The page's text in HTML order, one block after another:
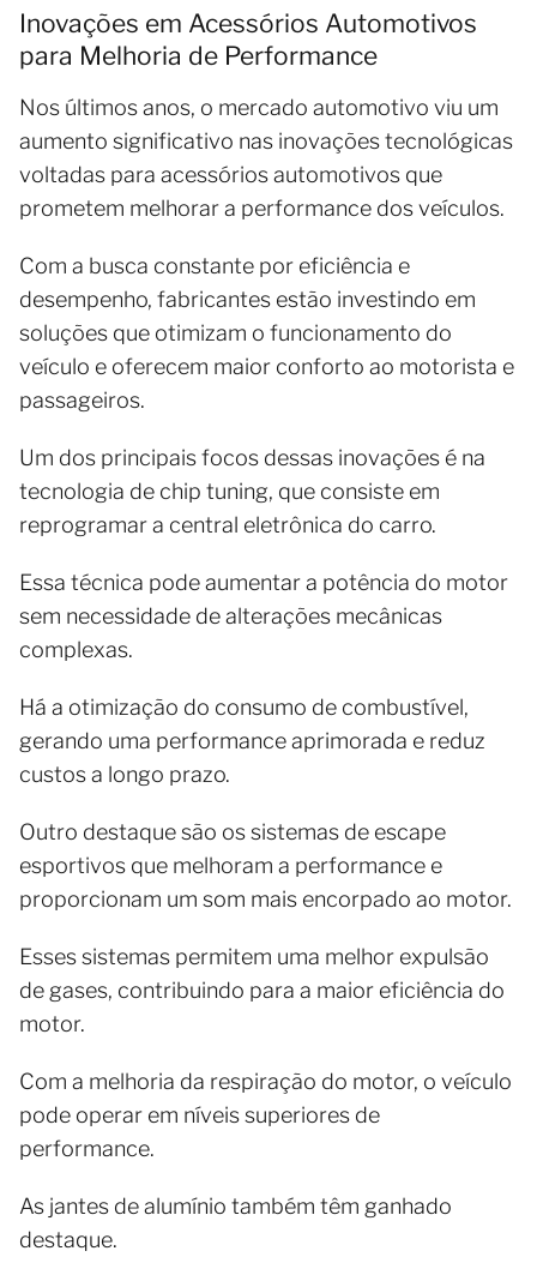
Inovações em Acessórios Automotivos
para Melhoria de Performance
Nos últimos anos, o mercado automotivo viu um
aumento significativo nas inovações tecnológicas
voltadas para acessórios automotivos que
prometem melhorar a performance dos veículos.
Com a busca constante por eficiência e
desempenho, fabricantes estão investindo em
soluções que otimizam o funcionamento do
veículo e oferecem maior conforto ao motorista e
passageiros.
Um dos principais focos dessas inovações é na
tecnologia de chip tuning, que consiste em
reprogramar a central eletrônica do carro.
Essa técnica pode aumentar a potência do motor
sem necessidade de alterações mecânicas
complexas.
Há a otimização do consumo de combustível,
gerando uma performance aprimorada e reduz
custos a longo prazo.
Outro destaque são os sistemas de escape
esportivos que melhoram a performance e
proporcionam um som mais encorpado ao motor.
Esses sistemas permitem uma melhor expulsão
de gases, contribuindo para a maior eficiência do
motor.
Com a melhoria da respiração do motor, o veículo
pode operar em níveis superiores de
performance.
As jantes de alumínio também têm ganhado
destaque.